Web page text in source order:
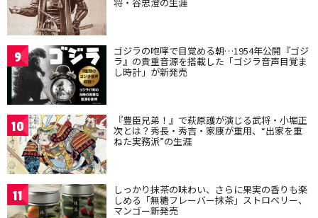
9 ゴジラの咆哮で目覚める朝…1954年公開『ゴジ
ラ』の貴重音源を搭載した「ゴジラ音声目覚ま
し時計」が新発売
10 『豊臣兄弟！』で萩原護が演じる武将・小堀正
次とは？秀長・秀吉・家康が重用、“出家を重
ねた実務派”の生涯
11 しっかり抹茶の味わい、さらに果実の香りも楽
しめる「無糖フレーバー抹茶」ストロベリー、
マンゴー新発売